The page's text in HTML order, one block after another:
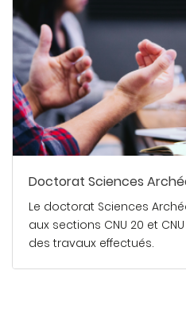
Doctorat Sciences
Le doctorat Sciences
aux sections CNU 20 et
des travaux effectués.